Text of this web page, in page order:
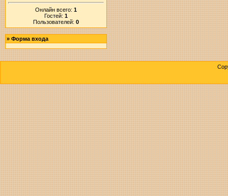
Онлайн всего: 1
Гостей: 1
Пользователей: 0
» Форма входа